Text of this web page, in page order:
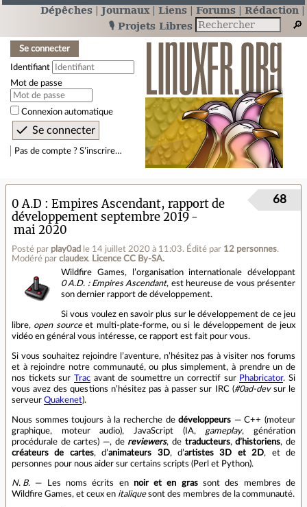
Dépêches Journaux Liens Forums
Rédaction
🎙️ Projets Libres
Se connecter
Identifiant
Mot de passe
Connexion automatique
Pas de compte ? S’inscrire…
0 A.D : Empires Ascendant, rapport de
développement septembre 2019 -
mai 2020
Posté par play0ad le 14 juillet 2020 à 11:03. Édité par 12 personnes.
Modéré par claudex. Licence CC By‑SA.
68
Wildfire Games, l’organisation internationale développant
0 A.D. : Empires Ascendant, est heureuse de vous présenter
son dernier rapport de développement.
Si vous voulez en savoir plus sur le développement de ce jeu
libre, open sourceet multi‑plate‑forme, ou si le développement de jeux
vidéo en général vous intéresse, ce rapport est fait pour vous.
Si vous souhaitez rejoindre l’aventure, n’hésitez pas à visiter nos forums
et à rejoindre notre communauté, ou plus simplement, à prendre un de
nos tickets sur Tracavant de soumettre un correctif sur Phabricator. Si
vous avez des questions n’hésitez pas à passer sur IRC (#0ad-devsur le
serveur Quakenet).
Nous sommes toujours à la recherche dedéveloppeurs — C++ (moteur
graphique, moteur audio), JavaScript (IA, gameplay, génération
procédurale de cartes) —, de reviewers, de traducteurs,d’historiens, de
créateurs de cartes, d’animateurs 3D, d’artistes 3D et 2D, et de
personnes pour nous aider sur certains scripts (Perl et Python).
N. B. — Les noms écrits en noir et en grassont des membres de
Wildfire Games, et ceux en italiquesont des membres de la communauté.